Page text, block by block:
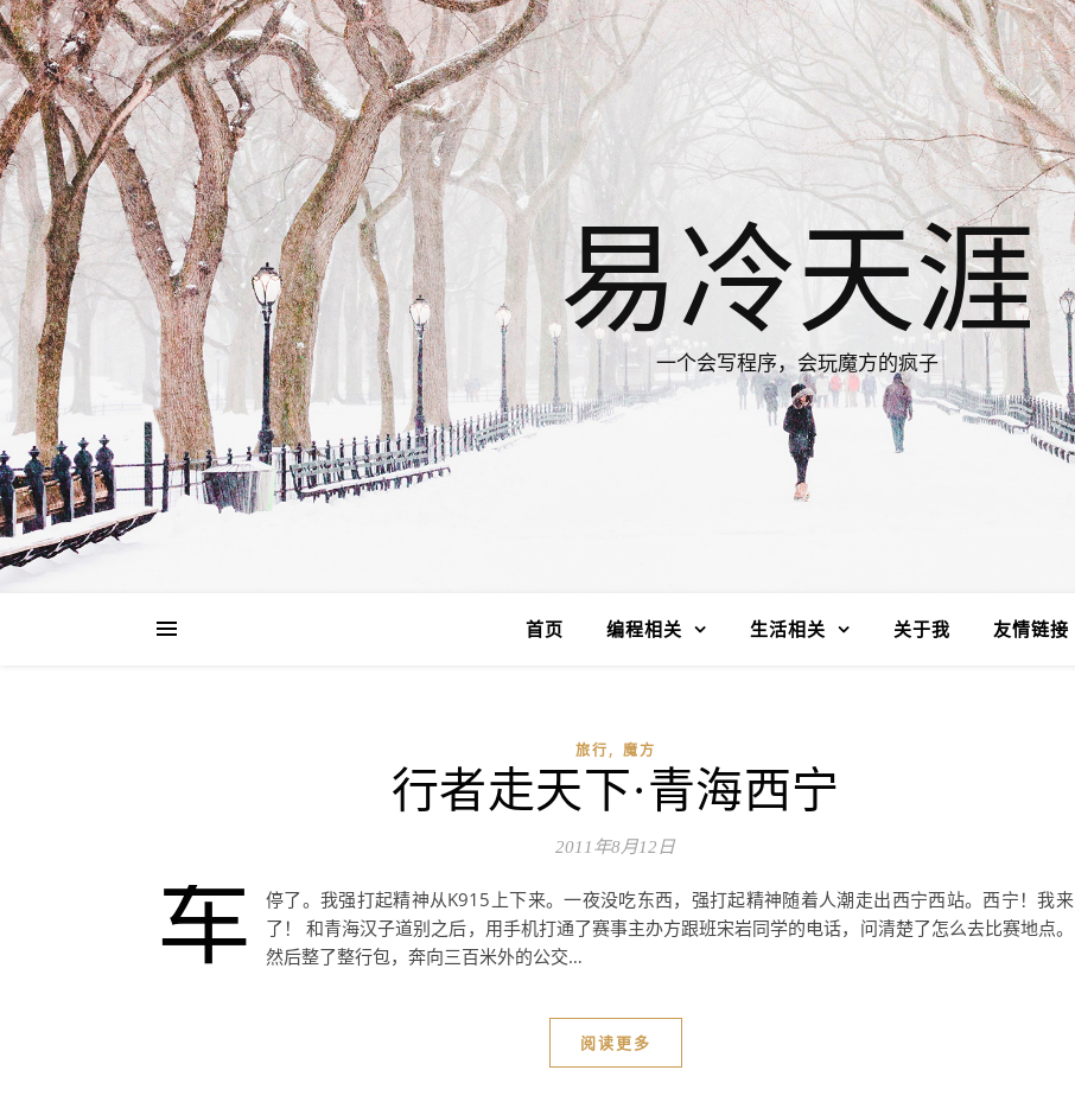
易冷天涯
一个会写程序，会玩魔方的疯子
首页 编程相关 生活相关 关于我 友情链接
旅行, 魔方
行者走天下·青海西宁
2011年8月12日
车
停了。我强打起精神从K915上下来。一夜没吃东西，强打起精神随着人潮走出西宁西站。西宁！我来
了！ 和青海汉子道别之后，用手机打通了赛事主办方跟班宋岩同学的电话，问清楚了怎么去比赛地点。
然后整了整行包，奔向三百米外的公交…
阅读更多